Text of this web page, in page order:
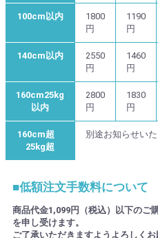
100cm以内
1800
円
1190
円
140cm以内
2550
円
1460
円
160cm25kg
以内
2800
円
1830
円
160cm超
25kg超
別途お知らせいた
■低額注文手数料について
商品代金1,099円（税込）以下のご
を申し受けます。
ご了承いただきますようよろしくお